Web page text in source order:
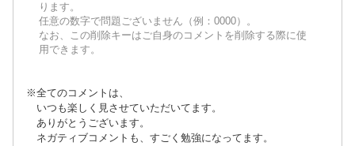
ります。
任意の数字で問題ございません（例：0000）。
なお、この削除キーはご自身のコメントを削除する際に使
用できます。
※全てのコメントは、
いつも楽しく見させていただいてます。
ありがとうございます。
ネガティブコメントも、すごく勉強になってます。